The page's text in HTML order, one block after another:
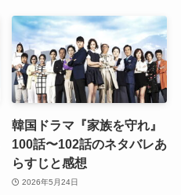
韓国ドラマ『家族を守れ』
100話〜102話のネタバレあ
らすじと感想
2026年5月24日